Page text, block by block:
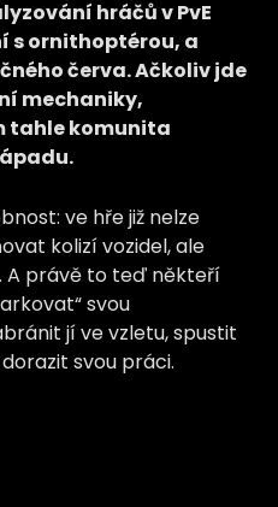
hráčů v PvE
s ornithoptérou, a
červa. Ačkoliv jde
mechaniky,
tahle komunita
ve hře již nelze
kolizí vozidel, ale
A právě to teď někteří
svou
jí ve vzletu, spustit
svou práci.